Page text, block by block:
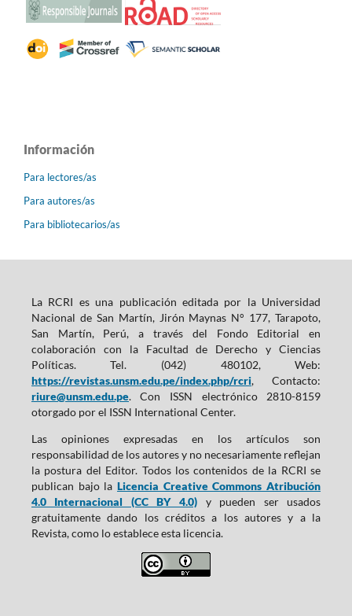
Información
Para lectores/as
Para autores/as
Para bibliotecarios/as
La RCRI es una publicación editada por la Universidad
Nacional de San Martín, Jirón Maynas N° 177, Tarapoto,
San Martín, Perú, a través del Fondo Editorial en
colaboración con la Facultad de Derecho y Ciencias
Políticas. Tel. (042) 480102, Web:
https://revistas.unsm.edu.pe/index.php/rcri, Contacto:
riure@unsm.edu.pe. Con ISSN electrónico 2810-8159
otorgado por el ISSN International Center.
Las opiniones expresadas en los artículos son
responsabilidad de los autores y no necesariamente reflejan
la postura del Editor. Todos los contenidos de la RCRI se
publican bajo la Licencia Creative Commons Atribución
4.0 Internacional (CC BY 4.0) y pueden ser usados
gratuitamente dando los créditos a los autores y a la
Revista, como lo establece esta licencia.